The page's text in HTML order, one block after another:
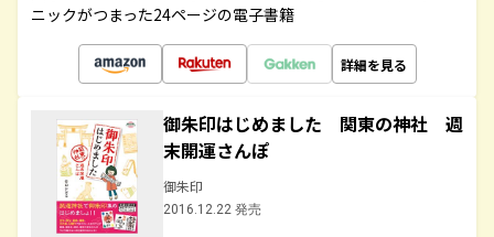
ニックがつまった24ページの電子書籍
詳細を見る
御朱印はじめました 関東の神社 週
末開運さんぽ
御朱印
2016.12.22 発売